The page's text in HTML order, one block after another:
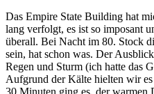
Das Empire State Building hat
lang verfolgt, es ist so imposant
überall. Bei Nacht im 80. Stock
sein, hat schon was. Der
Regen und Sturm (ich hatte das
Aufgrund der Kälte hielten wir